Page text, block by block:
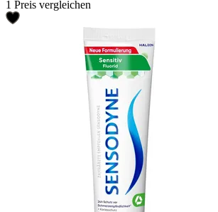
1 Preis vergleichen